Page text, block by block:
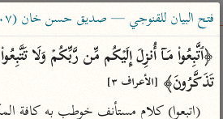
ساهم معنا في نشر القرآن
الباحث
بحث تفسير
فتح البيان للقنوجي — صديق حسن خان (١٣٠٧ هـ)
تَذَكَّرُونَ﴾ [الأعراف ٣]